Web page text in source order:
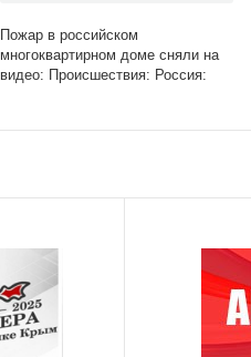
Пожар в российском
многоквартирном доме сняли на
видео: Происшествия: Россия: